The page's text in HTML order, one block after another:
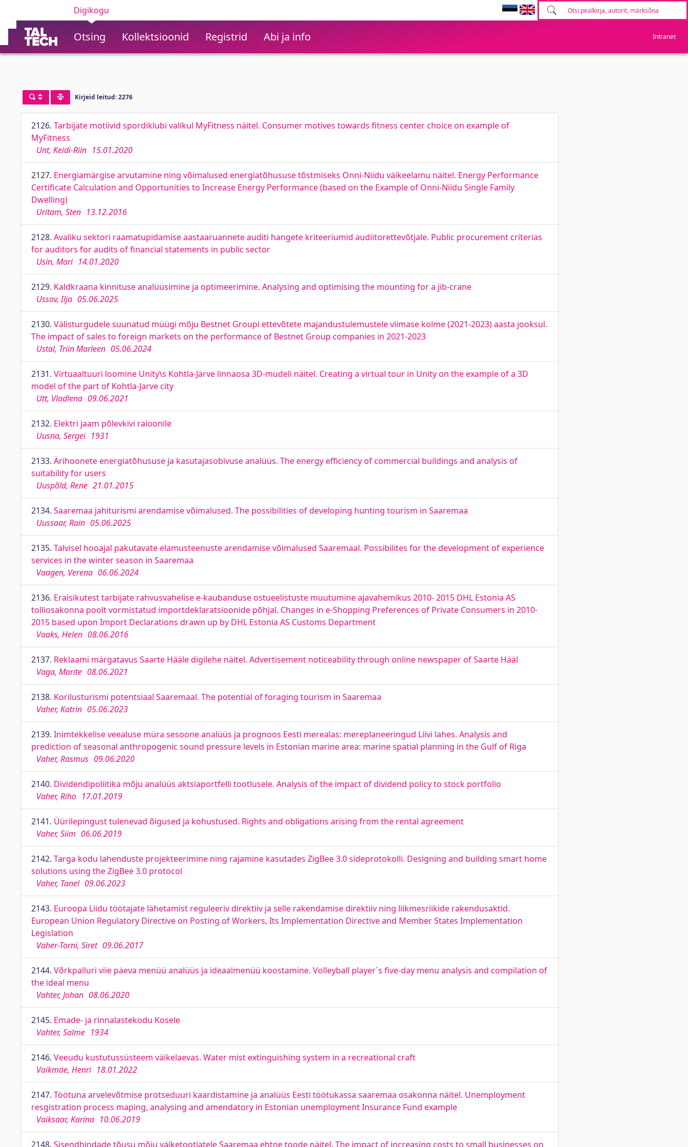
Digikogu
Otsing Kollektsioonid Registrid Abi ja info Intranet
Kirjeid leitud: 2276
2126. Tarbijate motiivid spordiklubi valikul MyFitness näitel. Consumer motives towards fitness center choice on example of
MyFitness
Unt, Keidi-Riin 15.01.2020
2127. Energiamärgise arvutamine ning võimalused energiatõhususe tõstmiseks Onni-Niidu väikeelamu näitel. Energy Performance
Certificate Calculation and Opportunities to Increase Energy Performance (based on the Example of Onni-Niidu Single Family
Dwelling)
Uritam, Sten 13.12.2016
2128. Avaliku sektori raamatupidamise aastaaruannete auditi hangete kriteeriumid audiitorettevõtjale. Public procurement criterias
for auditors for audits of financial statements in public sector
Usin, Mari 14.01.2020
2129. Kaldkraana kinnituse analüüsimine ja optimeerimine. Analysing and optimising the mounting for a jib-crane
Ussov, Ilja 05.06.2025
2130. Välisturgudele suunatud müügi mõju Bestnet Groupi ettevõtete majandustulemustele viimase kolme (2021-2023) aasta jooksul.
The impact of sales to foreign markets on the performance of Bestnet Group companies in 2021-2023
Ustal, Triin Marleen 05.06.2024
2131. Virtuaaltuuri loomine Unity\s Kohtla-Järve linnaosa 3D-mudeli näitel. Creating a virtual tour in Unity on the example of a 3D
model of the part of Kohtla-Jarve city
Utt, Vladlena 09.06.2021
2132. Elektri jaam põlevkivi raioonile
Uusna, Sergei 1931
2133. Ärihoonete energiatõhususe ja kasutajasobivuse analüüs. The energy efficiency of commercial buildings and analysis of
suitability for users
Uuspõld, Rene 21.01.2015
2134. Saaremaa jahiturismi arendamise võimalused. The possibilities of developing hunting tourism in Saaremaa
Uussaar, Rain 05.06.2025
2135. Talvisel hooajal pakutavate elamusteenuste arendamise võimalused Saaremaal. Possibilites for the development of experience
services in the winter season in Saaremaa
Vaagen, Verena 06.06.2024
2136. Eraisikutest tarbijate rahvusvahelise e-kaubanduse ostueelistuste muutumine ajavahemikus 2010- 2015 DHL Estonia AS
tolliosakonna poolt vormistatud importdeklaratsioonide põhjal. Changes in e-Shopping Preferences of Private Consumers in 2010-
2015 based upon Import Declarations drawn up by DHL Estonia AS Customs Department
Vaaks, Helen 08.06.2016
2137. Reklaami märgatavus Saarte Hääle digilehe näitel. Advertisement noticeability through online newspaper of Saarte Hääl
Vaga, Marite 08.06.2021
2138. Korilusturismi potentsiaal Saaremaal. The potential of foraging tourism in Saaremaa
Vaher, Katrin 05.06.2023
2139. Inimtekkelise veealuse müra sesoone analüüs ja prognoos Eesti merealas: mereplaneeringud Liivi lahes. Analysis and
prediction of seasonal anthropogenic sound pressure levels in Estonian marine area: marine spatial planning in the Gulf of Riga
Vaher, Rasmus 09.06.2020
2140. Dividendipoliitika mõju analüüs aktsiaportfelli tootlusele. Analysis of the impact of dividend policy to stock portfolio
Vaher, Riho 17.01.2019
2141. Üürilepingust tulenevad õigused ja kohustused. Rights and obligations arising from the rental agreement
Vaher, Siim 06.06.2019
2142. Targa kodu lahenduste projekteerimine ning rajamine kasutades ZigBee 3.0 sideprotokolli. Designing and building smart home
solutions using the ZigBee 3.0 protocol
Vaher, Tanel 09.06.2023
2143. Euroopa Liidu töötajate lähetamist reguleeriv direktiiv ja selle rakendamise direktiiv ning liikmesriikide rakendusaktid.
European Union Regulatory Directive on Posting of Workers, Its Implementation Directive and Member States Implementation
Legislation
Vaher-Torni, Siret 09.06.2017
2144. Võrkpalluri viie päeva menüü analüüs ja ideaalmenüü koostamine. Volleyball player´s five-day menu analysis and compilation of
the ideal menu
Vahter, Johan 08.06.2020
2145. Emade- ja rinnalastekodu Kosele
Vahter, Salme 1934
2146. Veeudu kustutussüsteem väikelaevas. Water mist extinguishing system in a recreational craft
Vaikmäe, Henri 18.01.2022
2147. Töötuna arvelevõtmise protseduuri kaardistamine ja analüüs Eesti töötukassa saaremaa osakonna näitel. Unemployment
resgistration process maping, analysing and amendatory in Estonian unemployment Insurance Fund example
Vaiksaar, Karina 10.06.2019
2148. Sisendhindade tõusu mõju väiketootjatele Saaremaa ehtne toode näitel. The impact of increasing costs to small businesses on